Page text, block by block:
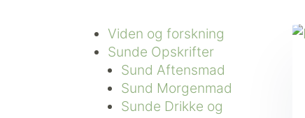
Viden og forskning
Sunde Opskrifter
Sund Aftensmad
Sund Morgenmad
Sunde Drikke og